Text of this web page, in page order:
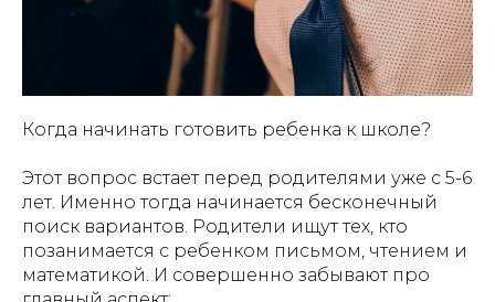
Когда начинать готовить ребенка к школе?
Этот вопрос встает перед родителями уже с 5-6
лет. Именно тогда начинается бесконечный
поиск вариантов. Родители ищут тех, кто
позанимается с ребенком письмом, чтением и
математикой. И совершенно забывают про